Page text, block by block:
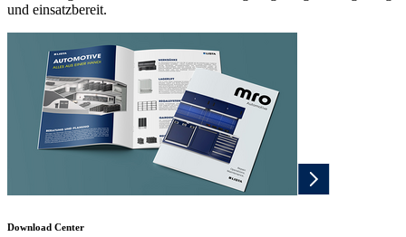
und einsatzbereit.
Download Center